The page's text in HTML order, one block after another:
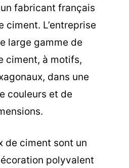
fabricant français
ciment. L’entreprise
large gamme de
ciment, à motifs,
dans une
couleurs et de
de ciment sont un
polyvalent